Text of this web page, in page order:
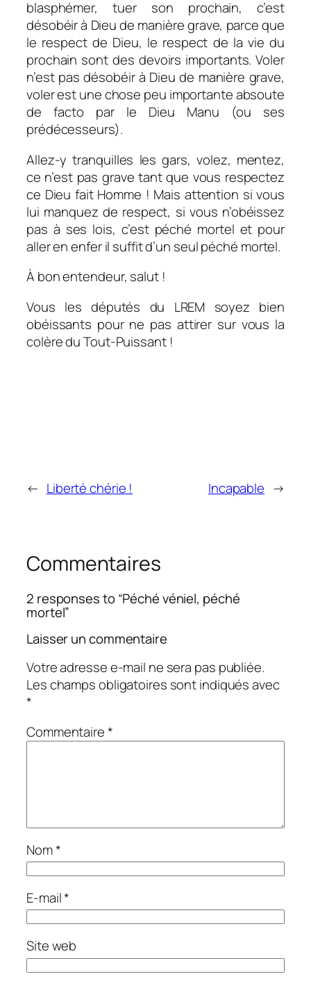
blasphémer, tuer son prochain, c’est
désobéir à Dieu de manière grave, parce que
le respect de Dieu, le respect de la vie du
prochain sont des devoirs importants. Voler
n’est pas désobéir à Dieu de manière grave,
voler est une chose peu importante absoute
de facto par le Dieu Manu (ou ses
prédécesseurs).
Allez-y tranquilles les gars, volez, mentez,
ce n’est pas grave tant que vous respectez
ce Dieu fait Homme ! Mais attention si vous
lui manquez de respect, si vous n’obéissez
pas à ses lois, c’est péché mortel et pour
aller en enfer il suffit d’un seul péché mortel.
À bon entendeur, salut !
Vous les députés du LREM soyez bien
obéissants pour ne pas attirer sur vous la
colère du Tout-Puissant !
← Liberté chérie ! Incapable →
Commentaires
2 responses to “Péché véniel, péché
mortel”
Laisser un commentaire
Votre adresse e-mail ne sera pas publiée.
Les champs obligatoires sont indiqués avec
*
Commentaire*
Nom*
E-mail*
Site web